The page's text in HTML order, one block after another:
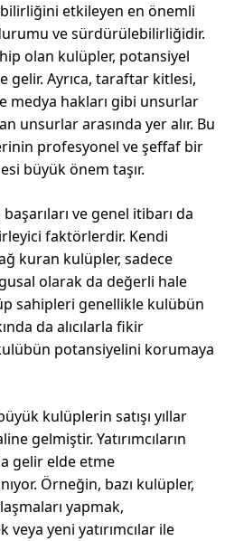
etkileyen en önemli
ve sürdürülebilirliğidir.
olan kulüpler, potansiyel
gelir. Ayrıca, taraftar kitlesi,
medya hakları gibi unsurlar
unsurlar arasında yer alır. Bu
profesyonel ve şeffaf bir
büyük önem taşır.
ve genel itibarı da
faktörlerdir. Kendi
kuran kulüpler, sadece
olarak da değerli hale
sahipleri genellikle kulübün
da alıcılarla fikir
potansiyelini korumaya
kulüplerin satışı yıllar
gelmiştir. Yatırımcıların
gelir elde etme
Örneğin, bazı kulüpler,
yapmak,
veya yeni yatırımcılar ile